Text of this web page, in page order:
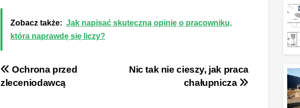
c
e
o
o
er
e
k
e
d
di
o
p
n
Zobacz także: Jak napisać skuteczną opinię o pracowniku,
która naprawdę się liczy?
Nawigacja
Nic tak nie cieszy, jak praca
chałupnicza
Ochrona przed
zleceniodawcą